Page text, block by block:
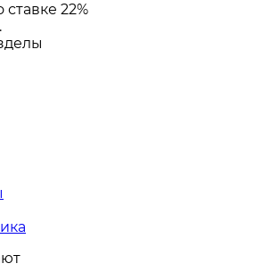
22%